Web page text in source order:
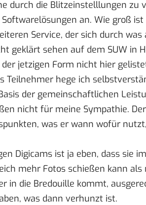
durch die Blitzeinstelllungen zu
an. Wie groß
Service, der sich durch was
geklärt sehen auf dem SUW in
jetzigen Form nicht hier
Teilnehmer hege ich
der gemeinschaftlichen
nicht für meine Sympathie.
was er wann wofür
Digicams ist ja eben, dass sie
mehr Fotos schießen kann als
in die Bredouille kommt,
was dann verhunzt ist.